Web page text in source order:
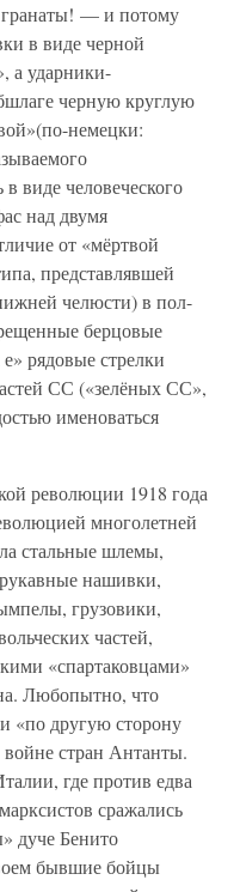
гранаты! — и потому
в виде черной
а ударники-
черную круглую
немецки:
виде человеческого
над двумя
от «мёртвой
представлявшей
челюсти) в пол-
берцовые
рядовые стрелки
СС («зелёных СС»,
именоваться
революции 1918 года
многолетней
стальные шлемы,
нашивки,
грузовики,
частей,
«спартаковцами»
Любопытно, что
«по другую сторону
стран Антанты.
где против едва
сражались
дуче Бенито
бывшие бойцы